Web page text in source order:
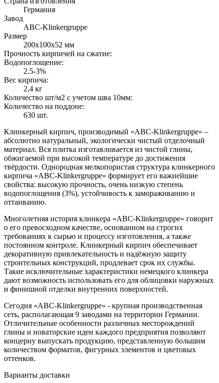
Германия
Завод
ABC-Klinkergruppe
Размер
200х100х52 мм
Прочность кирпичей на сжатие:
Водопоглощение:
2.5-3%
Вес кирпича:
2,4 кг
Количество шт/м2 с учетом шва 10мм:
Количество на поддоне:
630 шт.
Клинкерный кирпич, производимый «ABC-Klinkergruppe» –
абсолютно натуральный, экологически чистый отделочный
материал. Вся плитка изготавливается из чистой глины,
обжигаемой при высокой температуре до достижения
твёрдости. Однородная мелкопористая структура клинкерного
кирпича «ABC-Klinkergruppe» формирует его важнейшие
свойства: высокую прочность, очень низкую степень
водопоглощения (3%), устойчивость к замораживанию и
оттаиванию.
Многолетняя история клинкера «ABC-Klinkergruppe» говорит
о его превосходном качестве, основанном на строгих
требованиях к сырью и процессу изготовления, а также
постоянном контроле. Клинкерный кирпич обеспечивает
декоративную привлекательность и надёжную защиту
строительных конструкций, продлевает срок их службы.
Такие исключительные характеристики немецкого клинкера
дают возможность использовать его для облицовки наружных
и финишной отделки внутренних поверхностей.
Сегодня «ABC-Klinkergruppe» - крупная производственная
сеть, располагающая 9 заводами на территории Германии.
Отличительные особенности различных месторождений
глины и новаторские идеи каждого предприятия позволяют
концерну выпускать продукцию, представленную большим
количеством форматов, фигурных элементов и цветовых
оттенков.
Варианты доставки